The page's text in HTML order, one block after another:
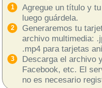
Agregue un título y
luego guárdela.
Generaremos tu
archivo multimedia:
.mp4 para tarjetas
Descarga el archivo
Facebook, etc. El
no es necesario